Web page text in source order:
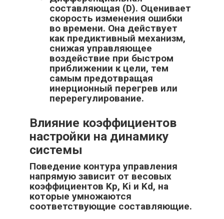
составляющая (D). Оценивает
скорость изменения ошибки
во времени. Она действует
как предиктивный механизм,
снижая управляющее
воздействие при быстром
приближении к цели, тем
самым предотвращая
инерционный перегрев или
перерегулирование.
Влияние коэффициентов
настройки на динамику
системы
Поведение контура управления
напрямую зависит от весовых
коэффициентов Kp, Ki и Kd, на
которые умножаются
соответствующие составляющие.